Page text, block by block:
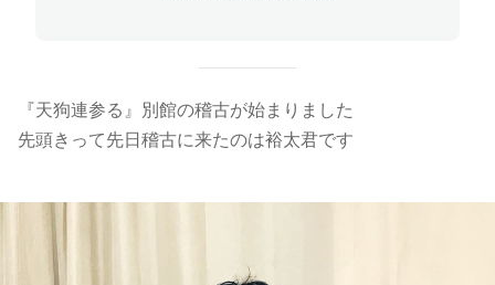
『天狗連参る』別館の稽古が始まりました
先頭きって先日稽古に来たのは裕太君です